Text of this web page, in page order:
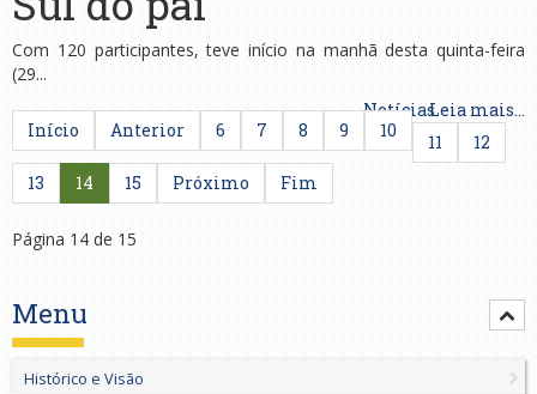
Com 120 participantes, teve início na manhã desta quinta-feira
(29...
NotíciasLeia mais...
Início
Anterior 6 7 8 9 10
11
12
13
14 15 Próximo Fim
Página 14 de 15
Menu
Histórico e Visão